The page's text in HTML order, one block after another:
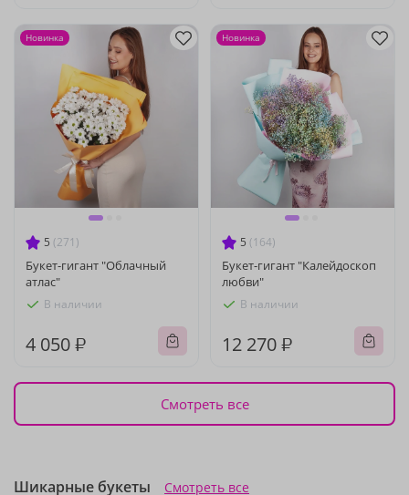
5 (271)
Букет-гигант "Облачный
атлас"
В наличии
4 050 ₽
Новинка
5 (164)
Букет-гигант "Калейдоскоп
любви"
В наличии
12 270 ₽
Новинка
Смотреть все
Шикарные букеты Смотреть все